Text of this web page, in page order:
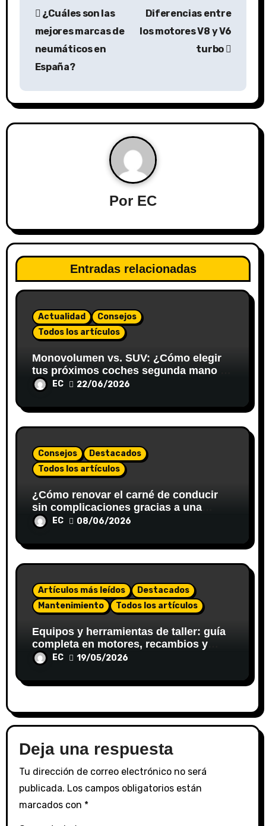
¿Cuáles son las
mejores marcas de
neumáticos en
España?
Diferencias entre
los motores V8 y V6
turbo
Por EC
Entradas relacionadas
Actualidad
Consejos
Todos los artículos
Monovolumen vs. SUV: ¿Cómo elegir
tus próximos coches segunda mano en
Valladolid para viajar en familia?
EC 22/06/2026
Consejos
Destacados
Todos los artículos
¿Cómo renovar el carné de conducir
sin complicaciones gracias a una
gestoría?
EC 08/06/2026
Artículos más leídos
Destacados
Mantenimiento
Todos los artículos
Equipos y herramientas de taller: guía
completa en motores, recambios y
sistemas de inyección
EC 19/05/2026
Deja una respuesta
Tu dirección de correo electrónico no será
publicada. Los campos obligatorios están
marcados con *